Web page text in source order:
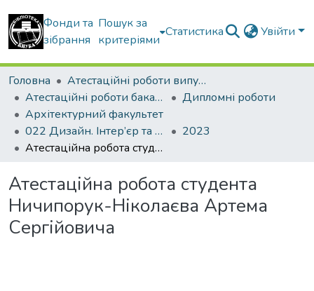
Фонди та
зібрання
Пошук за
критеріями
Статистика Увійти
Головна
Атестаційні роботи випускників
Атестаційні роботи бакалаврів
Дипломні роботи
Архітектурний факультет
022 Дизайн. Інтер’єр та обладнання
2023
Атестаційна робота студента Ничипорук-Ніколаєва Артема Сергійовича
Атестаційна робота студента
Ничипорук-Ніколаєва Артема
Сергійовича